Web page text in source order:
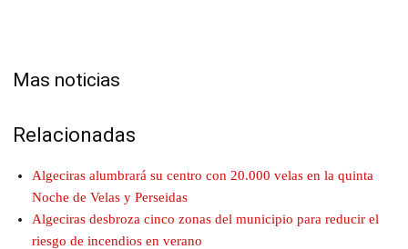
Mas noticias
Relacionadas
Algeciras alumbrará su centro con 20.000 velas en la quinta
Noche de Velas y Perseidas
Algeciras desbroza cinco zonas del municipio para reducir el
riesgo de incendios en verano